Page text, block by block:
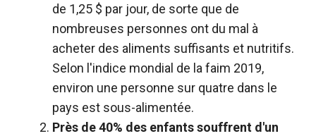
de 1,25 $ par jour, de sorte que de
nombreuses personnes ont du mal à
acheter des aliments suffisants et nutritifs.
Selon l'indice mondial de la faim 2019,
environ une personne sur quatre dans le
pays est sous-alimentée.
Près de 40% des enfants souffrent d'un